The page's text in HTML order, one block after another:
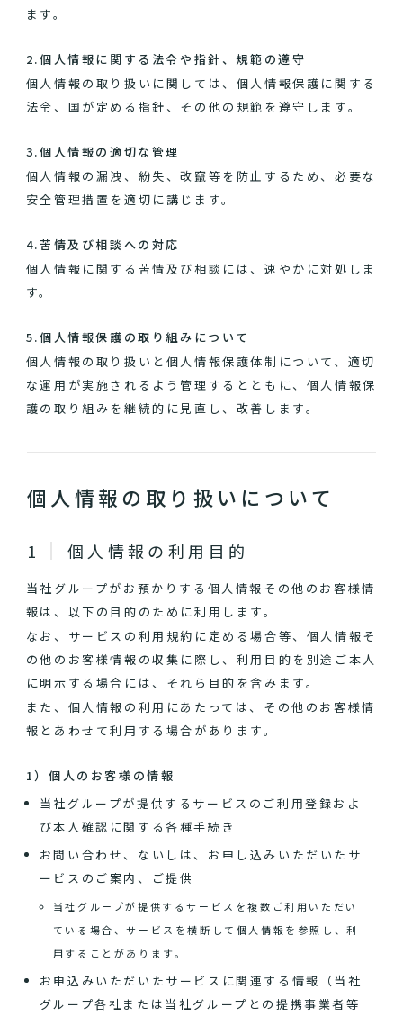
ます。
2.個人情報に関する法令や指針、規範の遵守
個人情報の取り扱いに関しては、個人情報保護に関する
法令、国が定める指針、その他の規範を遵守します。
3.個人情報の適切な管理
個人情報の漏洩、紛失、改竄等を防止するため、必要な
安全管理措置を適切に講じます。
4.苦情及び相談への対応
個人情報に関する苦情及び相談には、速やかに対処しま
す。
5.個人情報保護の取り組みについて
個人情報の取り扱いと個人情報保護体制について、適切
な運用が実施されるよう管理するとともに、個人情報保
護の取り組みを継続的に見直し、改善します。
個人情報の取り扱いについて
個人情報の利用目的
当社グループがお預かりする個人情報その他のお客様情
報は、以下の目的のために利用します。
なお、サービスの利用規約に定める場合等、個人情報そ
の他のお客様情報の収集に際し、利用目的を別途ご本人
に明示する場合には、それら目的を含みます。
また、個人情報の利用にあたっては、その他のお客様情
報とあわせて利用する場合があります。
1）個人のお客様の情報
当社グループが提供するサービスのご利用登録およ
び本人確認に関する各種手続き
お問い合わせ、ないしは、お申し込みいただいたサ
ービスのご案内、ご提供
当社グループが提供するサービスを複数ご利用いただい
ている場合、サービスを横断して個人情報を参照し、利
用することがあります。
お申込みいただいたサービスに関連する情報（当社
グループ各社または当社グループとの提携事業者等